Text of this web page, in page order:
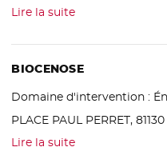
Lire la suite
BIOCENOSE
Domaine d'intervention :
PLACE PAUL PERRET,
Lire la suite